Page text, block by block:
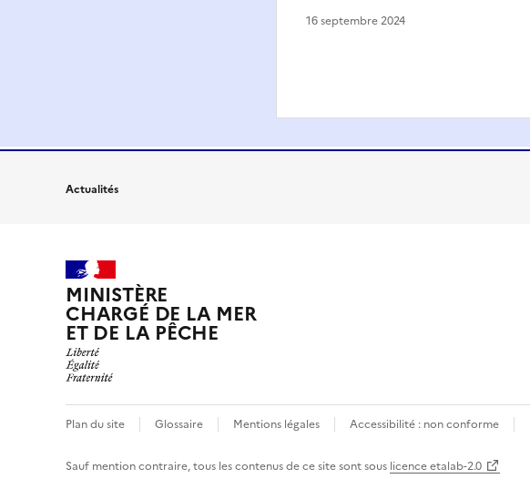
16 septembre 2024
Actualités
MINISTÈRE
CHARGÉ DE LA MER
ET DE LA PÊCHE
Plan du site Glossaire Mentions légales Accessibilité : non conforme
Sauf mention contraire, tous les contenus de ce site sont sous licence etalab-2.0